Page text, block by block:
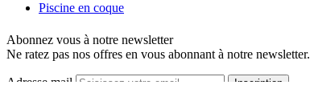
Piscine en coque
Abonnez vous à notre newsletter
Ne ratez pas nos offres en vous abonnant à notre newsletter.
Adresse mail
Inscription